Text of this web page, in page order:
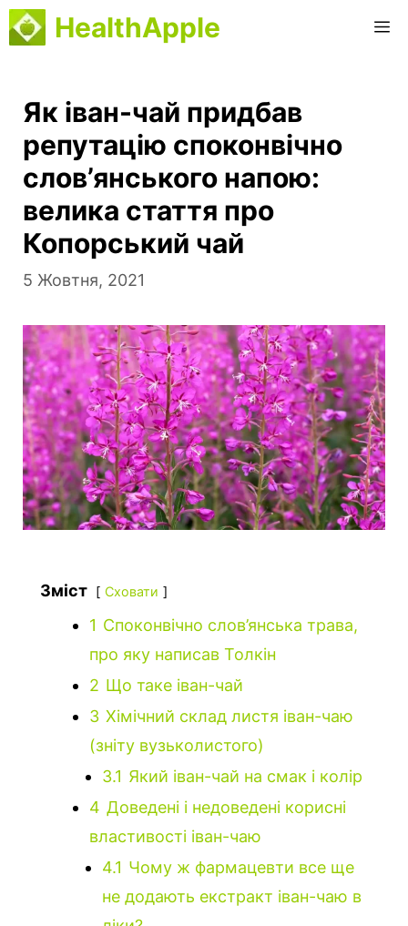
Перейти
до
HealthApple
Як іван-чай придбав
репутацію споконвічно
слов’янського напою:
велика стаття про
Копорський чай
5 Жовтня, 2021
Зміст Сховати
1 Споконвічно слов’янська трава,
про яку написав Толкін
2 Що таке іван-чай
3 Хімічний склад листя іван-чаю
(зніту вузьколистого)
3.1 Який іван-чай на смак і колір
4 Доведені і недоведені корисні
властивості іван-чаю
4.1 Чому ж фармацевти все ще
не додають екстракт іван-чаю в